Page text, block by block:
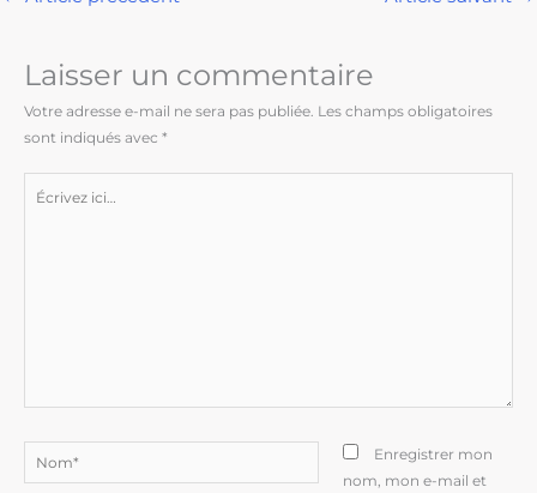
Laisser un commentaire
Votre adresse e-mail ne sera pas publiée. Les champs obligatoires
sont indiqués avec *
Enregistrer mon
nom, mon e-mail et